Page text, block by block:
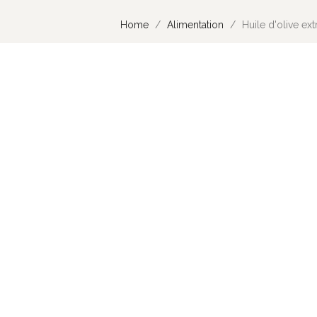
Home Alimentation Huile d'olive